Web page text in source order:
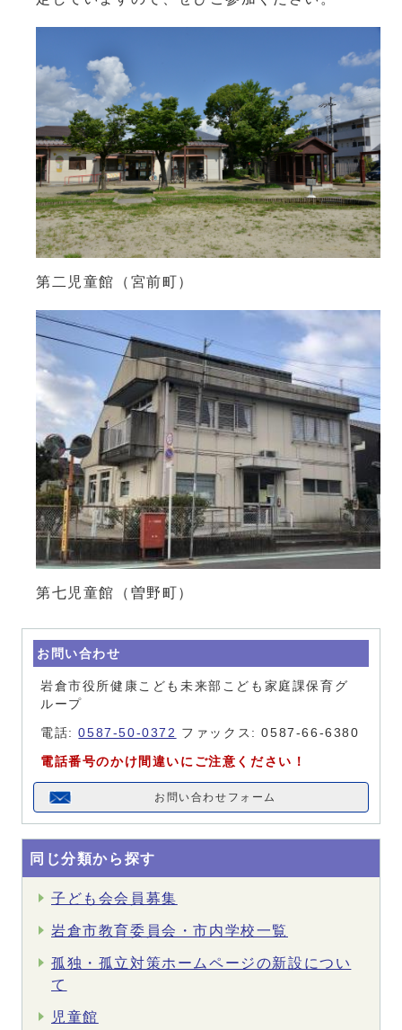
第二児童館（宮前町）
第七児童館（曽野町）
お問い合わせ
岩倉市役所健康こども未来部こども家庭課保育グ
ループ
電話:0587-50-0372 ファックス: 0587-66-6380
電話番号のかけ間違いにご注意ください！
お問い合わせフォーム
同じ分類から探す
子ども会会員募集
岩倉市教育委員会・市内学校一覧
孤独・孤立対策ホームページの新設につい
て
児童館